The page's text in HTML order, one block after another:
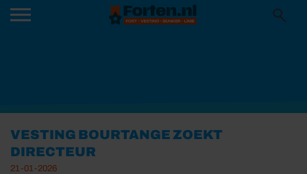
VESTING BOURTANGE ZOEKT
DIRECTEUR
21-01-2026